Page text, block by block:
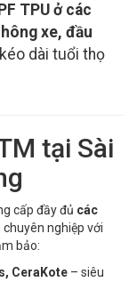
TPU ở các
xe, đầu
dài tuổi thọ
tại Sài
cấp đầy đủ các
chuyên nghiệp với
bảo:
CeraKote – siêu